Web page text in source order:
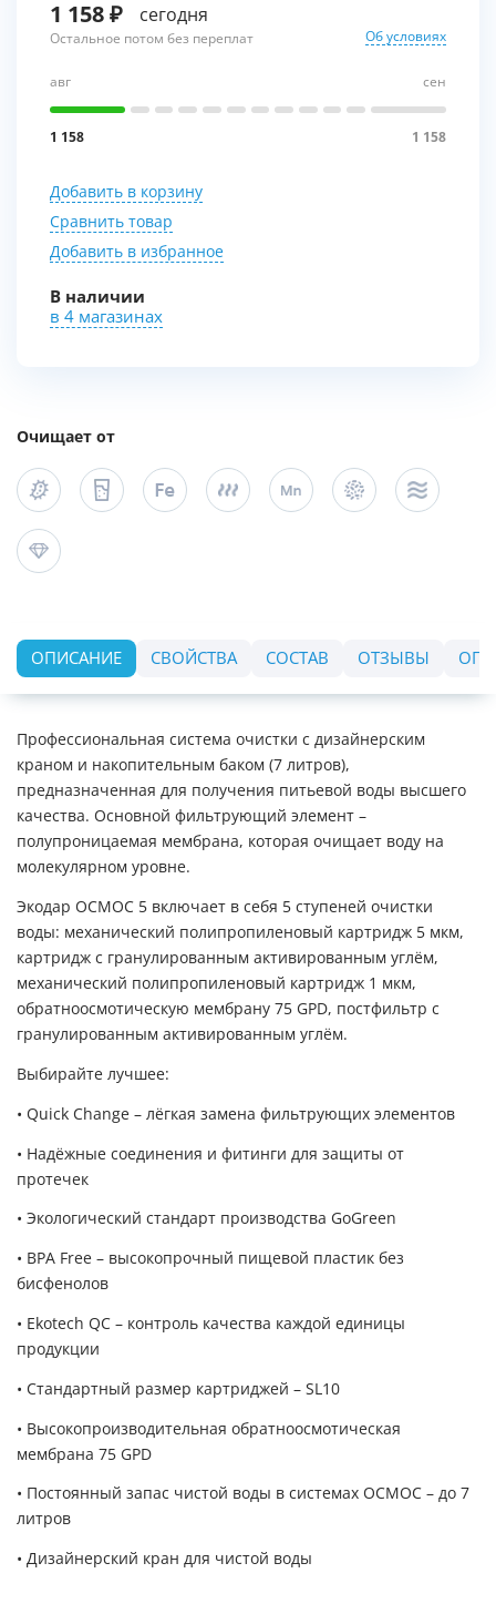
1 158 сегодня
Остальное потом без переплат Об условиях
авг
1 158
сен
1 158
Добавить в корзину
Сравнить товар
Добавить в избранное
В наличии
в 4 магазинах
Очищает от
ОПИСАНИЕ СВОЙСТВА СОСТАВ ОТЗЫВЫ
Профессиональная система очистки с дизайнерским
краном и накопительным баком (7 литров),
предназначенная для получения питьевой воды высшего
качества. Основной фильтрующий элемент –
полупроницаемая мембрана, которая очищает воду на
молекулярном уровне.
Экодар ОСМОС 5 включает в себя 5 ступеней очистки
воды: механический полипропиленовый картридж 5 мкм,
картридж с гранулированным активированным углём,
механический полипропиленовый картридж 1 мкм,
обратноосмотическую мембрану 75 GPD, постфильтр с
гранулированным активированным углём.
Выбирайте лучшее:
• Quick Change – лёгкая замена фильтрующих элементов
• Надёжные соединения и фитинги для защиты от
протечек
• Экологический стандарт производства GoGreen
• BPA Free – высокопрочный пищевой пластик без
бисфенолов
• Ekotech QC – контроль качества каждой единицы
продукции
• Стандартный размер картриджей – SL10
• Высокопроизводительная обратноосмотическая
мембрана 75 GPD
• Постоянный запас чистой воды в системах ОСМОС – до 7
литров
• Дизайнерский кран для чистой воды